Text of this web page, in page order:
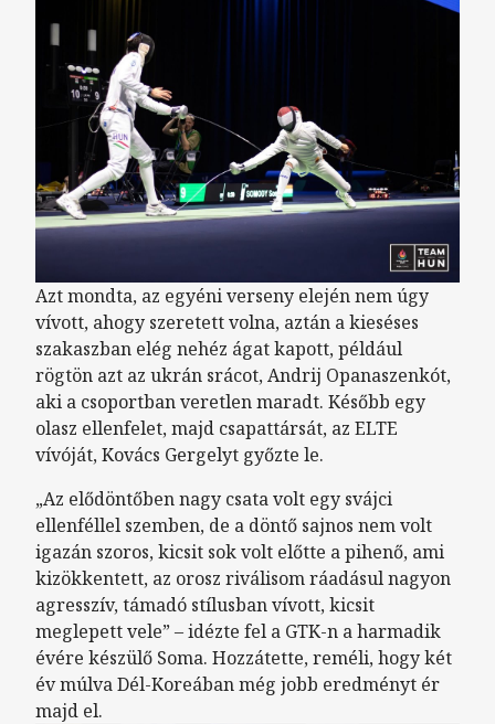
Azt mondta, az egyéni verseny elején nem úgy
vívott, ahogy szeretett volna, aztán a kieséses
szakaszban elég nehéz ágat kapott, például
rögtön azt az ukrán srácot, Andrij Opanaszenkót,
aki a csoportban veretlen maradt. Később egy
olasz ellenfelet, majd csapattársát, az ELTE
vívóját, Kovács Gergelyt győzte le.
„Az elődöntőben nagy csata volt egy svájci
ellenféllel szemben, de a döntő sajnos nem volt
igazán szoros, kicsit sok volt előtte a pihenő, ami
kizökkentett, az orosz riválisom ráadásul nagyon
agresszív, támadó stílusban vívott, kicsit
meglepett vele” – idézte fel a GTK-n a harmadik
évére készülő Soma. Hozzátette, reméli, hogy két
év múlva Dél-Koreában még jobb eredményt ér
majd el.